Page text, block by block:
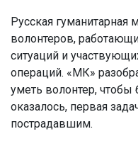
Русская гуманитарная
волонтеров,
ситуаций и
операций. «МК»
уметь волонтер,
оказалось, первая
пострадавшим.